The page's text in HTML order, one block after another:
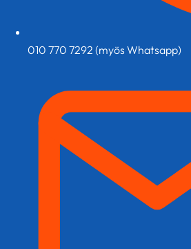
010 770 7292 (myös Whatsapp)